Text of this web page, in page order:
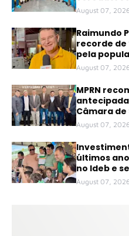
August 07, 2026
Raimundo
recorde de
pela
August 07, 2026
MPRN
Câmara de
August 07, 2026
últimos
no Ideb e
August 07, 2026